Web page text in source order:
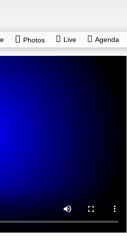
Photos Live Agenda